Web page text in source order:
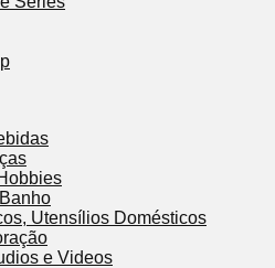
Utensílios Domésticos
e Videos